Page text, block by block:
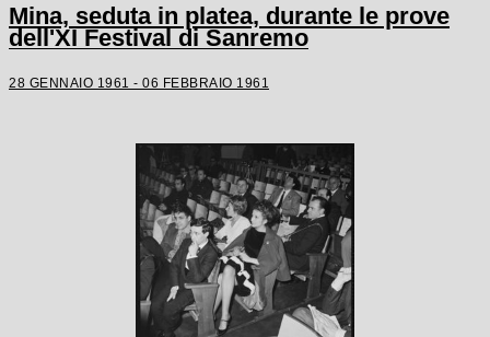
Mina, seduta in platea, durante le prove
dell'XI Festival di Sanremo
28 GENNAIO 1961 - 06 FEBBRAIO 1961